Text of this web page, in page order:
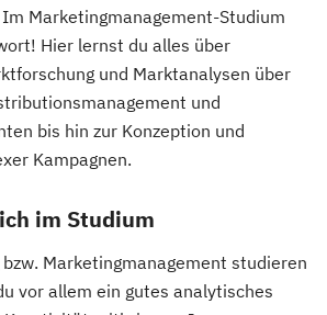
Marketingmanagement-Studium
Hier lernst du alles über
und Marktanalysen über
und
bis hin zur Konzeption und
Kampagnen.
im Studium
Marketingmanagement studieren
vor allem ein gutes analytisches